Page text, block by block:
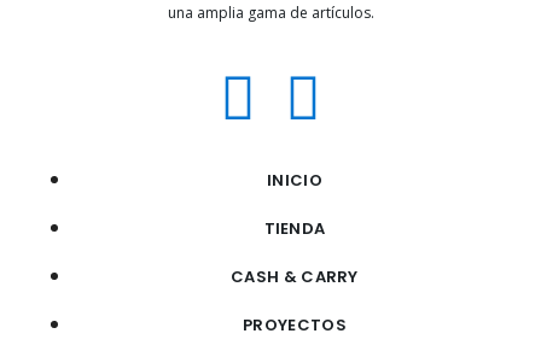
una amplia gama de artículos.
INICIO
TIENDA
CASH & CARRY
PROYECTOS